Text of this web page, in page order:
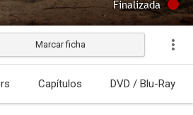
Finalizada
Marcar ficha
Capítulos DVD / Blu-Ray